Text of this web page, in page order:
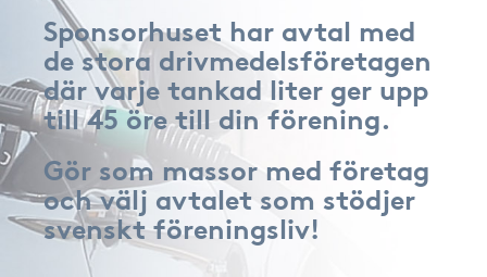
Sponsorhuset har avtal med
de stora drivmedelsföretagen
där varje tankad liter ger upp
till 45 öre till din förening.
Gör som massor med företag
och välj avtalet som stödjer
svenskt föreningsliv!